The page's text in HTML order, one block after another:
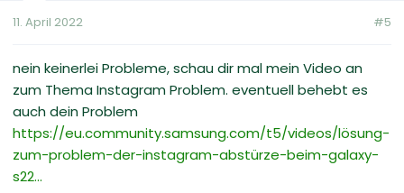
11. April 2022 #5
nein keinerlei Probleme, schau dir mal mein Video an
zum Thema Instagram Problem. eventuell behebt es
auch dein Problem
https://eu.community.samsung.com/t5/videos/lösung-
zum-problem-der-instagram-abstürze-beim-galaxy-
s22...